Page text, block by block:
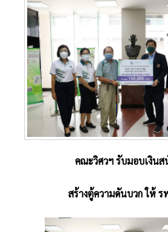
คณะวิศวฯ รับมอบเงิน
สร้างตู้ความดันบวก ให้